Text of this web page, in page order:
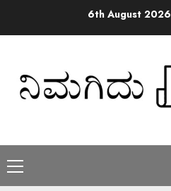
6th August 2026